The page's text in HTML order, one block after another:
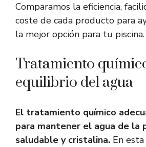
Comparamos la eficiencia,
coste de cada producto para
la mejor opción para tu piscina.
Tratamiento
equilibrio del agua
El tratamiento químico
para mantener el agua de la
saludable y cristalina. En